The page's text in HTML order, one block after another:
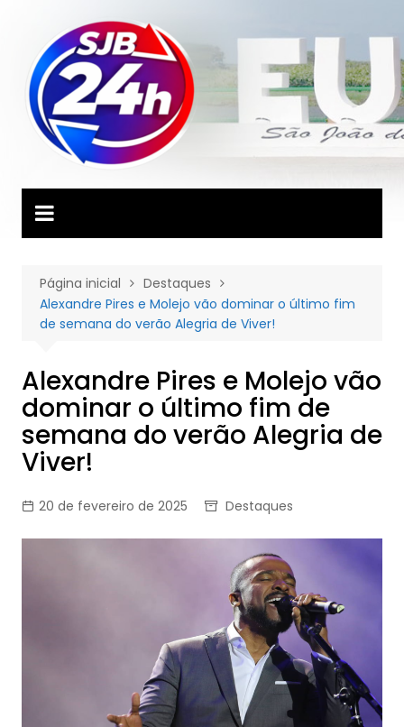
conteúdo
Página inicial
Destaques
Alexandre Pires e Molejo vão dominar o último fim
de semana do verão Alegria de Viver!
Alexandre Pires e Molejo vão
dominar o último fim de
semana do verão Alegria de
Viver!
20 de fevereiro de 2025 Destaques